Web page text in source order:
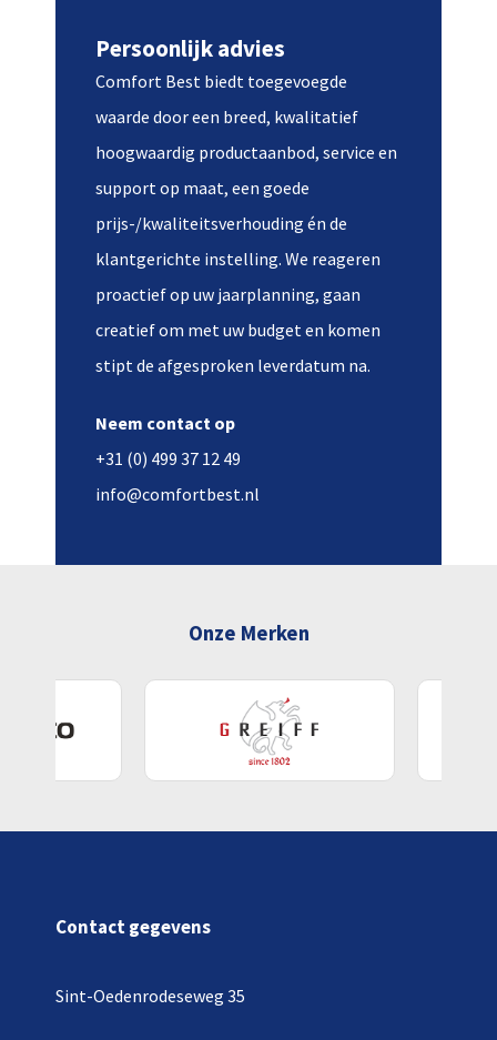
Persoonlijk advies
Comfort Best biedt toegevoegde
waarde door een breed, kwalitatief
hoogwaardig productaanbod, service en
support op maat, een goede
prijs-/kwaliteitsverhouding én de
klantgerichte instelling. We reageren
proactief op uw jaarplanning, gaan
creatief om met uw budget en komen
stipt de afgesproken leverdatum na.
Neem contact op
+31 (0) 499 37 12 49
info@comfortbest.nl
Onze Merken
Contact gegevens
Sint-Oedenrodeseweg 35